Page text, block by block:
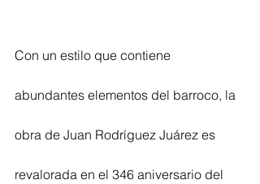
Con un estilo que contiene
abundantes elementos del barroco, la
obra de Juan Rodríguez Juárez es
revalorada en el 346 aniversario del